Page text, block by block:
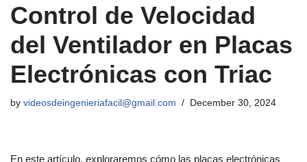
Control de Velocidad
del Ventilador en Placas
Electrónicas con Triac
by videosdeingenieriafacil@gmail.com December 30, 2024
En este artículo, exploraremos cómo las placas electrónicas